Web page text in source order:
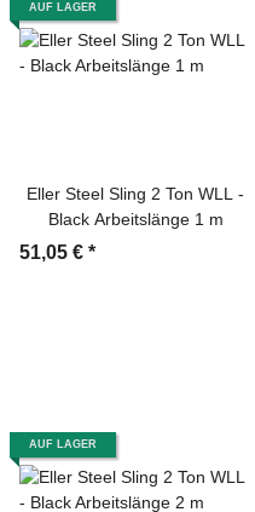
AUF LAGER
Eller Steel Sling 2 Ton WLL -
Black Arbeitslänge 1 m
51,05 € *
AUF LAGER